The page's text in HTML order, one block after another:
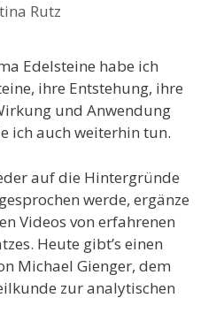
Rutz
Edelsteine habe ich
ihre Entstehung, ihre
und Anwendung
ich auch weiterhin tun.
auf die Hintergründe
werde, ergänze
Videos von erfahrenen
Heute gibt’s einen
Michael Gienger, dem
zur analytischen